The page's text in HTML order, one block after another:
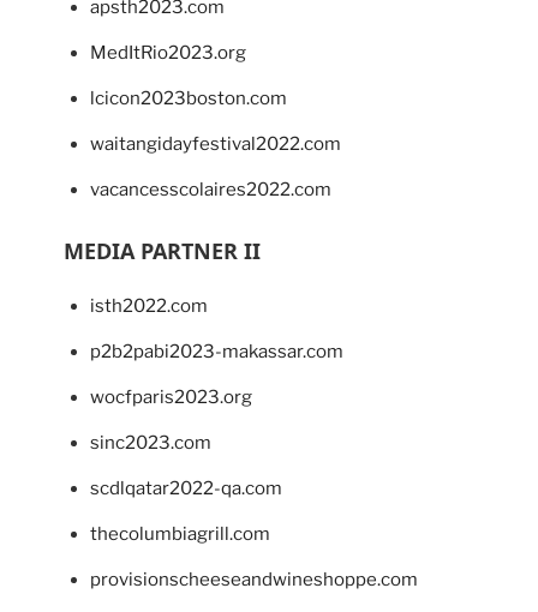
apsth2023.com
MedItRio2023.org
lcicon2023boston.com
waitangidayfestival2022.com
vacancesscolaires2022.com
MEDIA PARTNER II
isth2022.com
p2b2pabi2023-makassar.com
wocfparis2023.org
sinc2023.com
scdlqatar2022-qa.com
thecolumbiagrill.com
provisionscheeseandwineshoppe.com